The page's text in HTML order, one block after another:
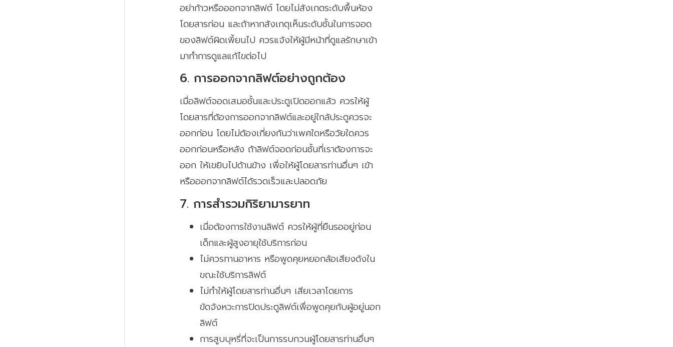
อย่าก้าวหรือออกจากลิฟต์ โดยไม่สังเกตระดับพื้นห้อง
โดยสารก่อน และถ้าหากสังเกตุเห็นระดับชั้นในการจอด
ของลิฟต์ผิดเพี้ยนไป ควรแจ้งให้ผู้มีหน้าที่ดูแลรักษาเข้า
มาทำการดูแลแก้ไขต่อไป
6. การออกจากลิฟต์อย่างถูกต้อง
เมื่อลิฟต์จอดเสมอชั้นและประตูเปิดออกแล้ว ควรให้ผู้
โดยสารที่ต้องการออกจากลิฟต์และอยู่ใกล้ประตูควรจะ
ออกก่อน โดยไม่ต้องเกี่ยงกันว่าเพศใดหรือวัยใดควร
ออกก่อนหรือหลัง ถ้าลิฟต์จอดก่อนชั้นที่เราต้องการจะ
ออก ให้เขยิบไปด้านข้าง เพื่อให้ผู้โดยสารท่านอื่นๆ เข้า
หรือออกจากลิฟต์ได้รวดเร็วและปลอดภัย
7. การสำรวมกิริยามารยาท
เมื่อต้องการใช้งานลิฟต์ ควรให้ผู้ที่ยืนรออยู่ก่อน
เด็กและผู้สูงอายุใช้บริการก่อน
ไม่ควรทานอาหาร หรือพูดคุยหยอกล้อเสียงดังใน
ขณะใช้บริการลิฟต์
ไม่ทำให้ผู้โดยสารท่านอื่นๆ เสียเวลาโดยการ
ขัดจังหวะการปิดประตูลิฟต์เพื่อพูดคุยกับผู้อยู่นอก
ลิฟต์
การสูบบุหรี่ที่จะเป็นการรบกวนผู้โดยสารท่านอื่นๆ